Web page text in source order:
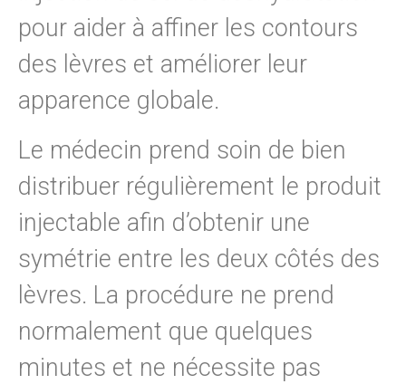
pour aider à affiner les contours
des lèvres et améliorer leur
apparence globale.
Le médecin prend soin de bien
distribuer régulièrement le produit
injectable afin d’obtenir une
symétrie entre les deux côtés des
lèvres. La procédure ne prend
normalement que quelques
minutes et ne nécessite pas